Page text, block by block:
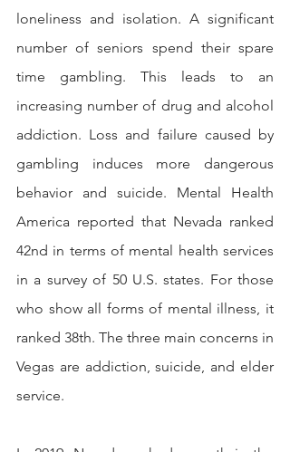
loneliness and isolation. A significant
number of seniors spend their spare
time gambling. This leads to an
increasing number of drug and alcohol
addiction. Loss and failure caused by
gambling induces more dangerous
behavior and suicide. Mental Health
America reported that Nevada ranked
42nd in terms of mental health services
in a survey of 50 U.S. states. For those
who show all forms of mental illness, it
ranked 38th. The three main concerns in
Vegas are addiction, suicide, and elder
service.